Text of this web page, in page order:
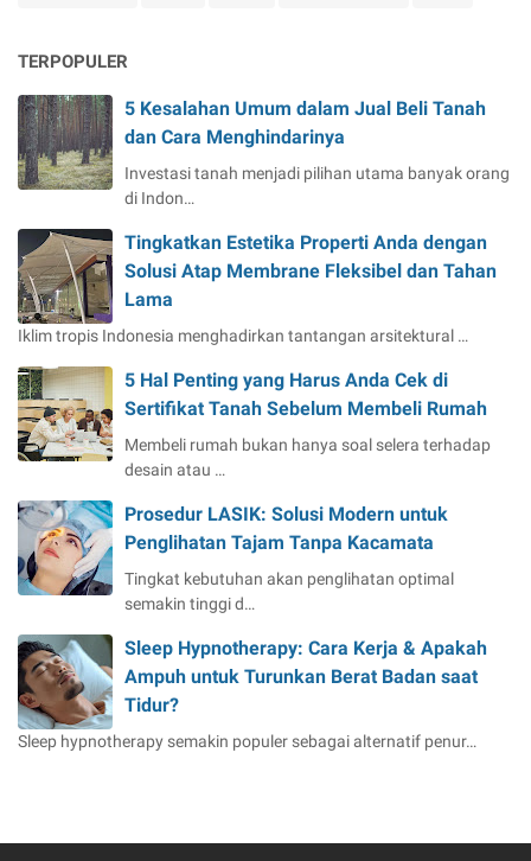
TERPOPULER
5 Kesalahan Umum dalam Jual Beli Tanah
dan Cara Menghindarinya
Investasi tanah menjadi pilihan utama banyak orang
di Indon…
Tingkatkan Estetika Properti Anda dengan
Solusi Atap Membrane Fleksibel dan Tahan
Lama
Iklim tropis Indonesia menghadirkan tantangan arsitektural …
5 Hal Penting yang Harus Anda Cek di
Sertifikat Tanah Sebelum Membeli Rumah
Membeli rumah bukan hanya soal selera terhadap
desain atau …
Prosedur LASIK: Solusi Modern untuk
Penglihatan Tajam Tanpa Kacamata
Tingkat kebutuhan akan penglihatan optimal
semakin tinggi d…
Sleep Hypnotherapy: Cara Kerja & Apakah
Ampuh untuk Turunkan Berat Badan saat
Tidur?
Sleep hypnotherapy semakin populer sebagai alternatif penur…